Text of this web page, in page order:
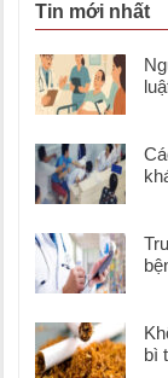
Tin mới nhất
bì